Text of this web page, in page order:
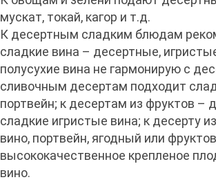
мускат, токай, кагор и т.д.
К десертным сладким блюдам
сладкие вина – десертные,
полусухие вина не гармонирую с
сливочным десертам подходит
портвейн; к десертам из фруктов –
сладкие игристые вина; к десерту
вино, портвейн, ягодный или
высококачественное крепленое
вино.